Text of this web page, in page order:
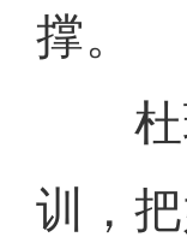
撑。
杜琼
训，